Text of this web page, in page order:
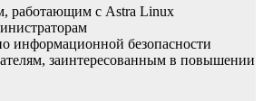
работающим с Astra Linux
информационной безопасности
заинтересованным в повышении